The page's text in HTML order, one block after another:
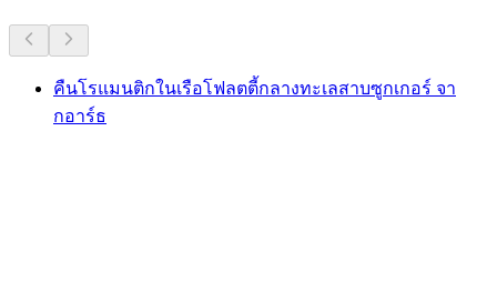
คืนโรแมนติกในเรือโฟลตตี้กลางทะเลสาบซูกเกอร์ จา
กอาร์ธ